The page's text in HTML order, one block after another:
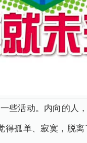
些活动。内向的人
得孤单、寂寞，脱